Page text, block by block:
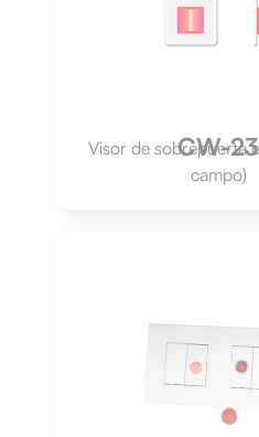
CW-23
Visor de sobrepuerta
campo)